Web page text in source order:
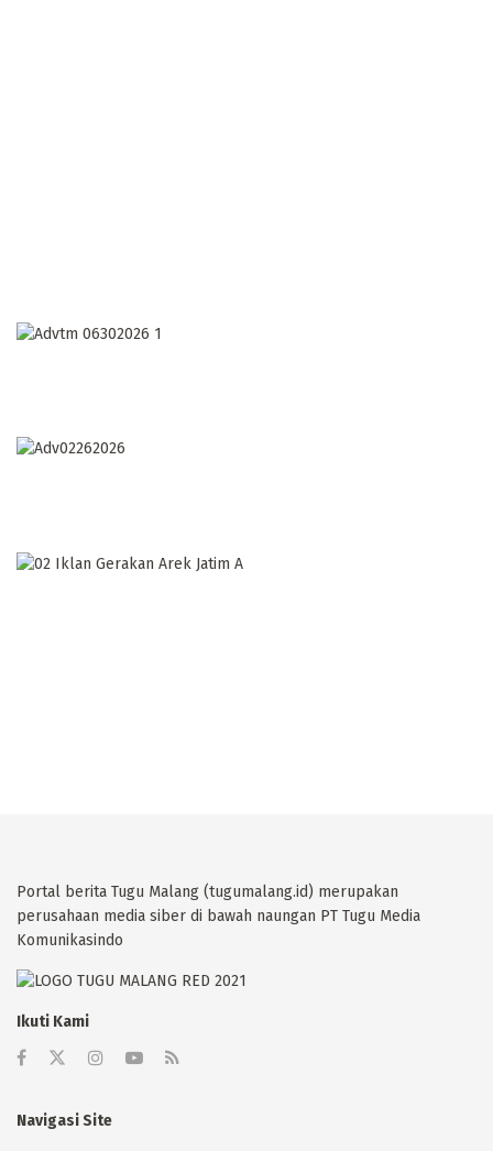
Portal berita Tugu Malang (tugumalang.id) merupakan
perusahaan media siber di bawah naungan PT Tugu Media
Komunikasindo
Ikuti Kami
Navigasi Site